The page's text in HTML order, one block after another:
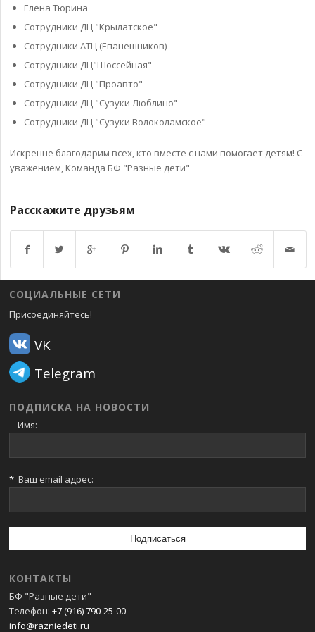
Елена Тюрина
Сотрудники ДЦ "Крылатское"
Сотрудники АТЦ (Епанешников)
Сотрудники ДЦ"Шоссейная"
Сотрудники ДЦ "Проавто"
Сотрудники ДЦ "Сузуки Люблино"
Сотрудники ДЦ "Сузуки Волоколамское"
Искренне благодарим всех, кто вместе с нами помогает детям! С
уважением, Команда БФ "Разные дети"
Расскажите друзьям
Возврат к списку
СОЦИАЛЬНЫЕ СЕТИ
Присоединяйтесь!
VK
Telegram
ПОДПИСКА НА НОВОСТИ
Имя:
* Ваш email адрес:
КОНТАКТЫ
БФ "Разные дети"
Телефон: +7 (916) 790-25-00
info@razniedeti.ru